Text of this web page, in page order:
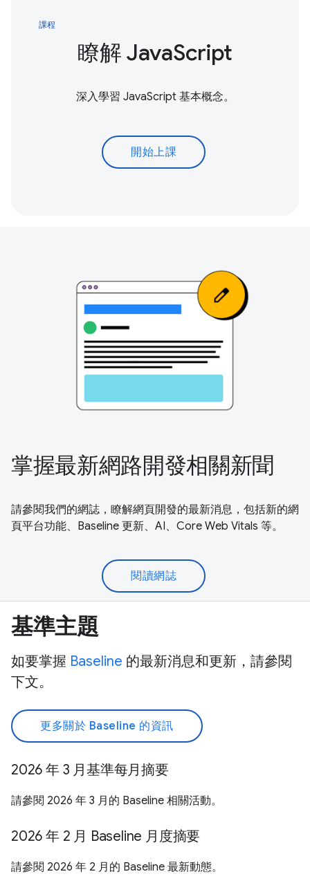
課程
瞭解 JavaScript
深入學習 JavaScript 基本概念。
開始上課
掌握最新網路開發相關新聞
請參閱我們的網誌，瞭解網頁開發的最新消息，包括新的網
頁平台功能、Baseline 更新、AI、Core Web Vitals 等。
閱讀網誌
基準主題
如要掌握 Baseline 的最新消息和更新，請參閱
下文。
更多關於 Baseline 的資訊
2026 年 3 月基準每月摘要
請參閱 2026 年 3 月的 Baseline 相關活動。
2026 年 2 月 Baseline 月度摘要
請參閱 2026 年 2 月的 Baseline 最新動態。